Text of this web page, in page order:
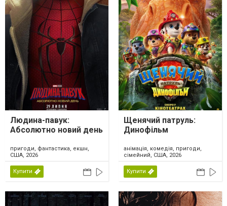
Людина-павук:
Абсолютно новий день
пригоди, фантастика, екшн,
США, 2026
Купити
Щенячий патруль:
Динофільм
анімація, комедія, пригоди,
сімейний, США, 2026
Купити